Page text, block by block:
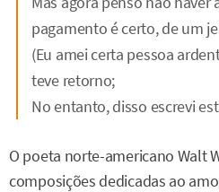
pagamento é certo, de um
(Eu amei certa pessoa
teve retorno;
No entanto, disso escrevi
O poeta norte-americano Walt
composições dedicadas ao